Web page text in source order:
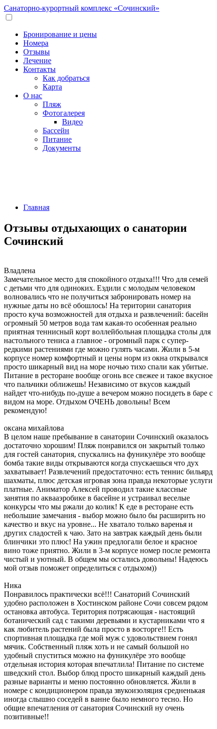
Санаторно-курортный комплекс «Сочинский»
Бронирование и цены
Номера
Отзывы
Лечение
Контакты
Как добраться
Карта
О нас
Пляж
Фотогалерея
Видео
Бассейн
Питание
Документы
Главная
Отзывы отдыхающих о санатории
Сочинский
Владлена
Замечательное место для спокойного отдыха!!! Что для семей
с детьми что для одиноких. Ездили с молодым человеком
волновались что не получиться забронировать номер на
нужные даты но всё обошлось! На територии санатория
просто куча возможностей для отдыха и развлечений: басейн
огромный 50 метров вода там какая-то особенная реально
приятная теннисный корт воллейбольная площадка столы для
настольного тениса а главное - огромный парк с супер-
редкими растениями где можно гулять часами. Жили в 5-м
корпусе номер комфортный и цены норм из окна открывался
просто шикарный вид на море ночью тихо спали как убитые.
Питание в ресторане вообще огонь все свежее и такое вкусное
что пальчики оближешь! Независимо от вкусов каждый
найдет что-нибудь по-душе а вечером можно посидеть в баре с
видом на море. Отдыхом ОЧЕНЬ довольны! Всем
рекомендую!
оксана михайлова
В целом наше пребывание в санатории Сочинский оказалось
достаточно хорошим! Пляж понравился он закрытый только
для гостей санатория, спускались на фуникулёре это вообще
бомба такие виды открываются когда спускаешься что дух
захватывает! Развлечений предостаточно: есть теннис бильярд
шахматы, плюс детская игровая зона правда некоторые услуги
платные. Аниматор Алексей проводил такие классные
занятия по аквааэробике в басейне и устраивал веселые
конкурсы что мы ржали до колик! К еде в ресторане есть
небольшие замечания - выбор можно было бы расширить но
качество и вкус на уровне... Не хватало только варенья и
других сладостей к чаю. Зато на завтрак каждый день были
блинчики это плюс! На ужин предлогали белое и красное
вино тоже приятно. Жили в 3-м корпусе номер после ремонта
чистый и уютный. В общем мы остались довольны! Надеюсь
мой отзыв поможет определиться с отдыхом))
Ника
Понравилось практически всё!!! Санаторий Сочинский
удобно расположен в Хостинском районе Сочи совсем рядом
остановка автобуса. Територия потрясающая - настоящий
ботанический сад с такими деревьями и кустарниками что я
как любитель растений была просто в восторге!! Есть
спортивная площадка где мой муж с удовольствием гонял
мячик. Собственный пляж хоть и не самый большой но
удобный спуститься можно на фуникулёре это вообще
отдельная история которая впечатлила! Питание по системе
шведский стол. Выбор блюд просто шикарный каждый день
разные варианты и меню постоянно обновляется. Жили в
номере с кондиционером правда звукоизоляция средненькая
иногда слышно соседей в ванне было немного тесно. Но
общие впечатления от санатория Сочинский ну очень
позитивные!!